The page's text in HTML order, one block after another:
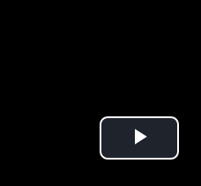
Play